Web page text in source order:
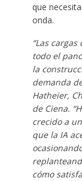
que
onda.
“Las
todo el
la
demanda
Hatheier,
de Ciena.
crecido a
que la IA
cómo